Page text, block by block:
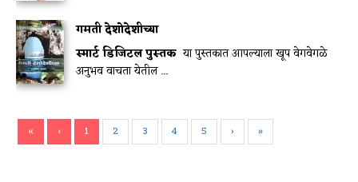
गमती देशोदेशीच्या
स्मार्ट डिजिटल पुस्तक या पुस्तकात आपल्याला खूप वेगवेगळे
अनुभव वाचता येतील ...
« ‹ 1 2 3 4 5 › »